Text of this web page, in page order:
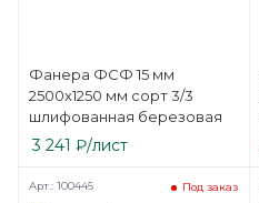
Фанера ФСФ 15 мм
2500х1250 мм сорт 3/3
шлифованная березовая
3 241 ₽/лист
Под заказ
Арт.: 100445